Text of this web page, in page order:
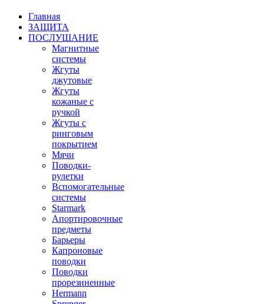
Главная
ЗАЩИТА
ПОСЛУШАНИЕ
Магнитные
системы
Жгуты
джутовые
Жгуты
кожаные с
ручкой
Жгуты с
ринговым
покрытием
Мячи
Поводки-
рулетки
Вспомогательные
системы
Starmark
Апортировочные
предметы
Барьеры
Капроновые
поводки
Поводки
прорезиненные
Hermann